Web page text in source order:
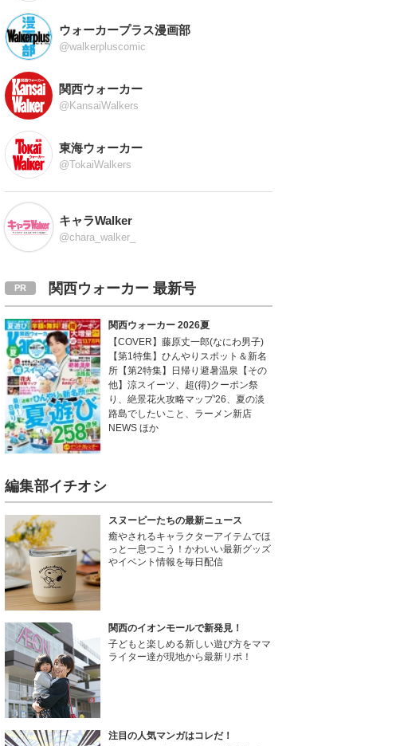
ウォーカープラス漫画部
@walkerpluscomic
関西ウォーカー
@KansaiWalkers
東海ウォーカー
@TokaiWalkers
キャラWalker
@chara_walker_
関西ウォーカー 最新号
関西ウォーカー 2026夏
【COVER】藤原丈一郎(なにわ男子)
【第1特集】ひんやりスポット＆新名
所【第2特集】日帰り避暑温泉【その
他】涼スイーツ、超(得)クーポン祭
り、絶景花火攻略マップ'26、夏の淡
路島でしたいこと、ラーメン新店
NEWS ほか
編集部イチオシ
スヌーピーたちの最新ニュース
癒やされるキャラクターアイテムでほ
っと一息つこう！かわいい最新グッズ
やイベント情報を毎日配信
関西のイオンモールで新発見！
子どもと楽しめる新しい遊び方をママ
ライター達が現地から最新リポ！
注目の人気マンガはコレだ！